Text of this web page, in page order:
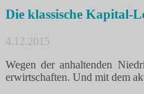
Die klassische Kapital-
4.12.2015
Wegen der anhaltenden
erwirtschaften. Und mit dem